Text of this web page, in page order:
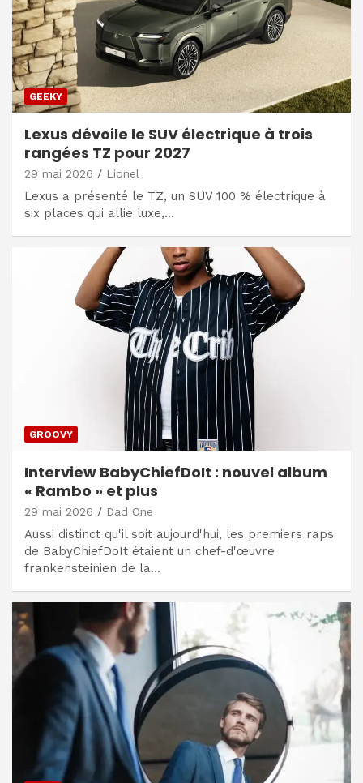
GEEKY
Lexus dévoile le SUV électrique à trois
rangées TZ pour 2027
29 mai 2026 Lionel
Lexus a présenté le TZ, un SUV 100 % électrique à
six places qui allie luxe,…
GROOVY
Interview BabyChiefDoIt : nouvel album
« Rambo » et plus
29 mai 2026 Dad One
Aussi distinct qu'il soit aujourd'hui, les premiers raps
de BabyChiefDoIt étaient un chef-d'œuvre
frankensteinien de la…